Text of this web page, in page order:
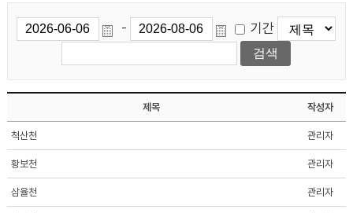
- 기간
제목 작성자
척산천 관리자
황보천 관리자
삼율천 관리자